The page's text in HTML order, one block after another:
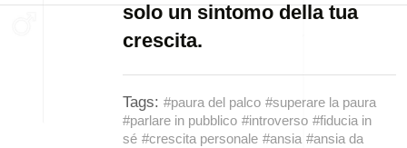
solo un sintomo della tua
crescita.
Tags: #paura del palco #superare la paura
#parlare in pubblico #introverso #fiducia in
sé #crescita personale #ansia #ansia da